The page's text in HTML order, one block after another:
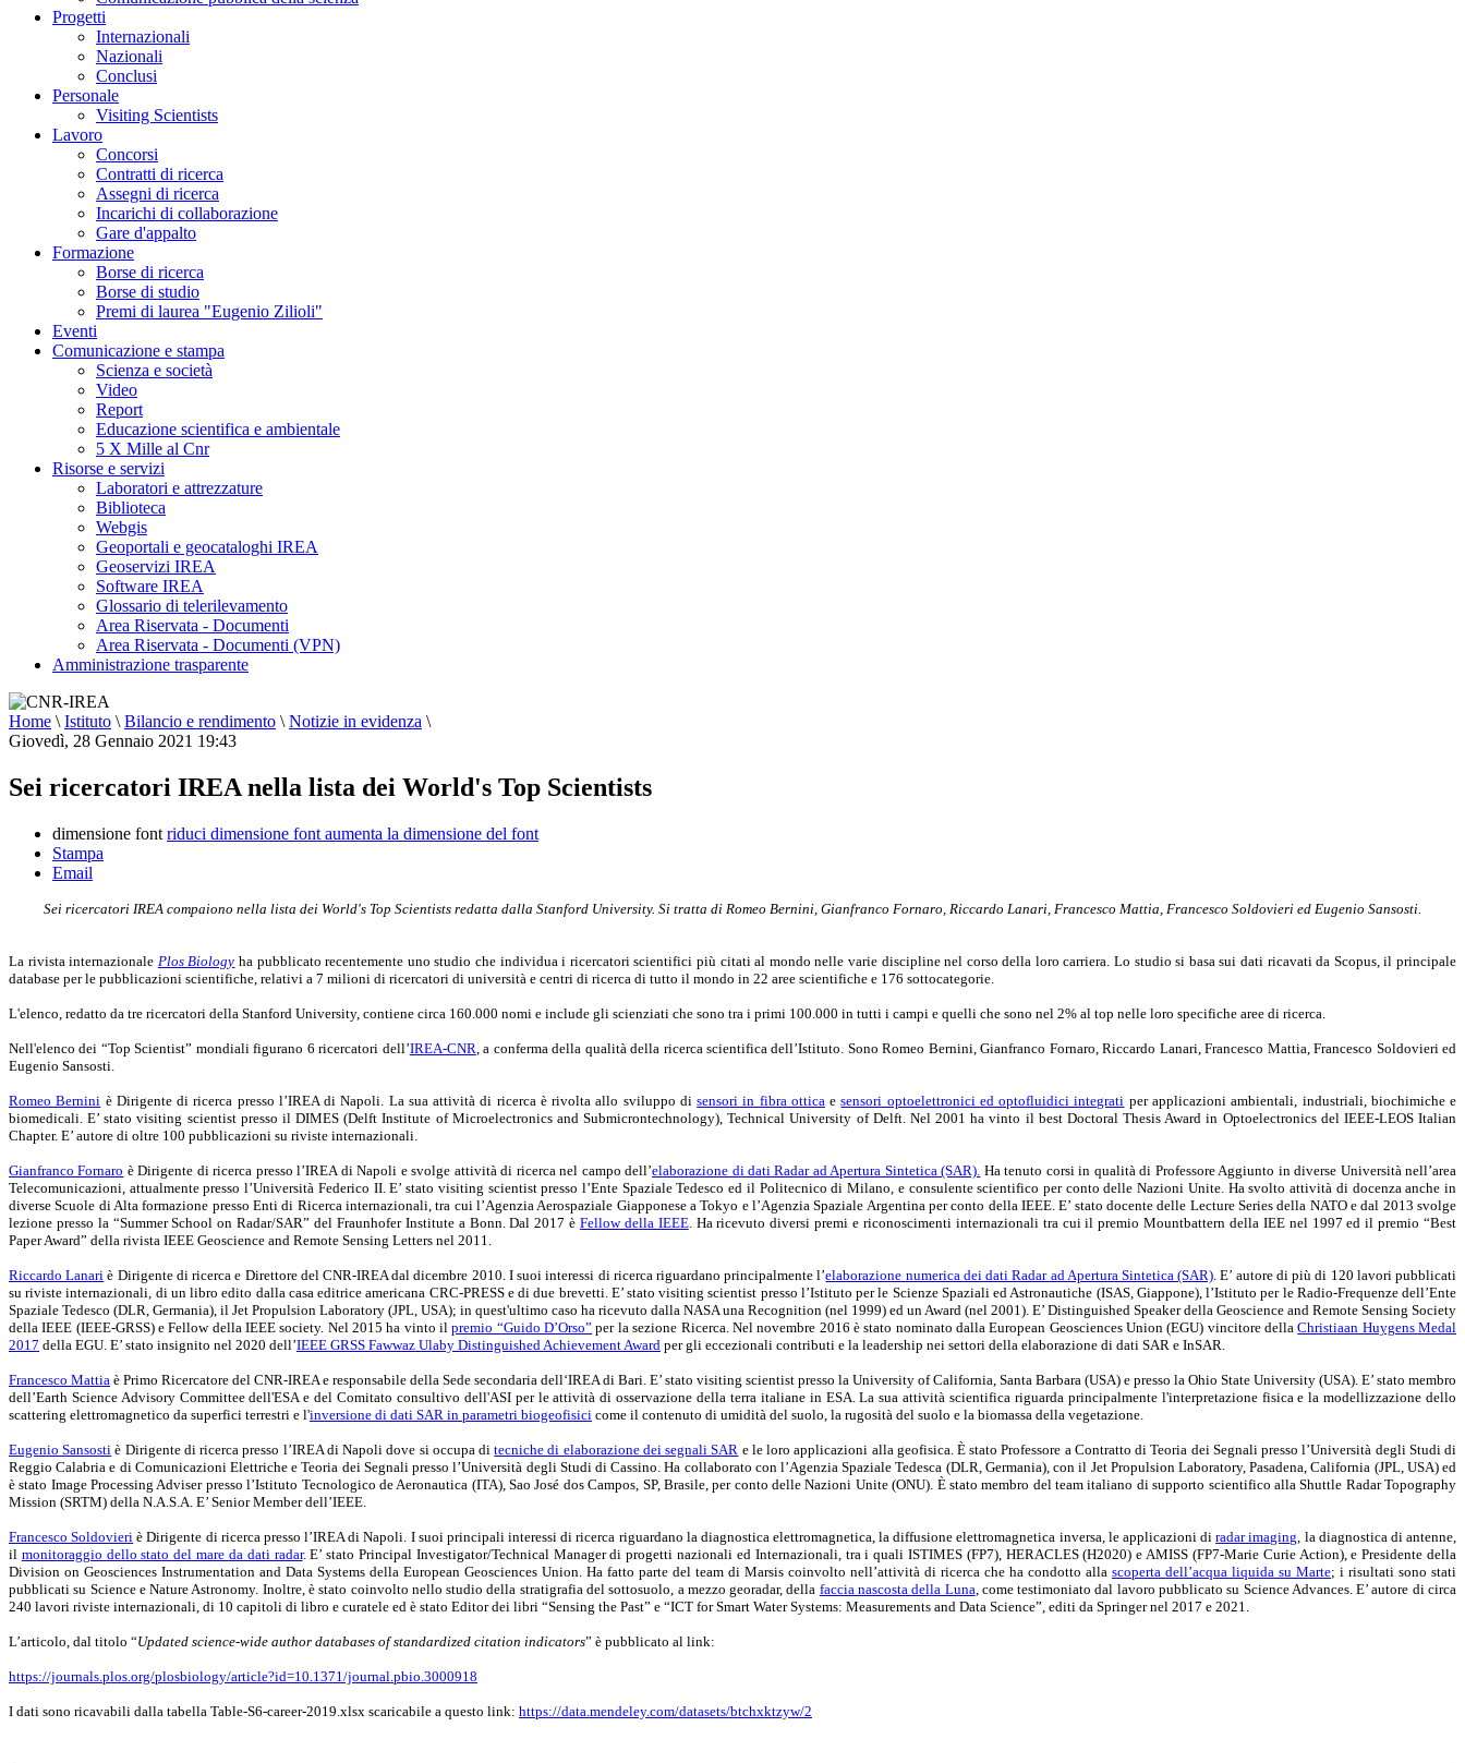
Progetti
Internazionali
Nazionali
Conclusi
Personale
Visiting Scientists
Lavoro
Concorsi
Contratti di ricerca
Assegni di ricerca
Incarichi di collaborazione
Gare d'appalto
Formazione
Borse di ricerca
Borse di studio
Premi di laurea "Eugenio Zilioli"
Eventi
Comunicazione e stampa
Scienza e società
Video
Report
Educazione scientifica e ambientale
5 X Mille al Cnr
Risorse e servizi
Laboratori e attrezzature
Biblioteca
Webgis
Geoportali e geocataloghi IREA
Geoservizi IREA
Software IREA
Glossario di telerilevamento
Area Riservata - Documenti
Area Riservata - Documenti (VPN)
Amministrazione trasparente
Home \ Istituto \ Bilancio e rendimento \ Notizie in evidenza \
Giovedì, 28 Gennaio 2021 19:43
Sei ricercatori IREA nella lista dei World's Top Scientists
dimensione font riduci dimensione font aumenta la dimensione del font
Stampa
Email
Sei ricercatori IREA compaiono nella lista dei World's Top Scientists redatta dalla Stanford University. Si tratta di Romeo Bernini, Gianfranco Fornaro, Riccardo Lanari, Francesco Mattia, Francesco Soldovieri ed Eugenio Sansosti.
La rivista internazionale Plos Biology ha pubblicato recentemente uno studio che individua i ricercatori scientifici più citati al mondo nelle varie discipline nel corso della loro carriera. Lo studio si basa sui dati ricavati da Scopus, il principale
database per le pubblicazioni scientifiche, relativi a 7 milioni di ricercatori di università e centri di ricerca di tutto il mondo in 22 aree scientifiche e 176 sottocategorie.
L'elenco, redatto da tre ricercatori della Stanford University, contiene circa 160.000 nomi e include gli scienziati che sono tra i primi 100.000 in tutti i campi e quelli che sono nel 2% al top nelle loro specifiche aree di ricerca.
Nell'elenco dei “Top Scientist” mondiali figurano 6 ricercatori dell’IREA-CNR , a conferma della qualità della ricerca scientifica dell’Istituto. Sono Romeo Bernini, Gianfranco Fornaro, Riccardo Lanari, Francesco Mattia, Francesco Soldovieri ed
Eugenio Sansosti.
Romeo Bernini è Dirigente di ricerca presso l’IREA di Napoli. La sua attività di ricerca è rivolta allo sviluppo disensori in fibra ottica esensori optoelettronici ed optofluidici integrati per applicazioni ambientali, industriali, biochimiche e
biomedicali. E’ stato visiting scientist presso il DIMES (Delft Institute of Microelectronics and Submicrontechnology), Technical University of Delft. Nel 2001 ha vinto il best Doctoral Thesis Award in Optoelectronics del IEEE-LEOS Italian
Chapter. E’ autore di oltre 100 pubblicazioni su riviste internazionali.
Gianfranco Fornaro è Dirigente di ricerca presso l’IREA di Napoli e svolge attività di ricerca nel campo dell’elaborazione di dati Radar ad Apertura Sintetica (SAR). Ha tenuto corsi in qualità di Professore Aggiunto in diverse Università nell’area
Telecomunicazioni, attualmente presso l’Università Federico II. E’ stato visiting scientist presso l’Ente Spaziale Tedesco ed il Politecnico di Milano, e consulente scientifico per conto delle Nazioni Unite. Ha svolto attività di docenza anche in
diverse Scuole di Alta formazione presso Enti di Ricerca internazionali, tra cui l’Agenzia Aerospaziale Giapponese a Tokyo e l’Agenzia Spaziale Argentina per conto della IEEE. E’ stato docente delle Lecture Series della NATO e dal 2013 svolge
lezione presso la “Summer School on Radar/SAR” del Fraunhofer Institute a Bonn. Dal 2017 è Fellow della IEEE. Ha ricevuto diversi premi e riconoscimenti internazionali tra cui il premio Mountbattern della IEE nel 1997 ed il premio “Best
Paper Award” della rivista IEEE Geoscience and Remote Sensing Letters nel 2011.
Riccardo Lanari è Dirigente di ricerca e Direttore del CNR-IREA dal dicembre 2010. I suoi interessi di ricerca riguardano principalmente l’elaborazione numerica dei dati Radar ad Apertura Sintetica (SAR) . E’ autore di più di 120 lavori pubblicati
su riviste internazionali, di un libro edito dalla casa editrice americana CRC-PRESS e di due brevetti. E’ stato visiting scientist presso l’Istituto per le Scienze Spaziali ed Astronautiche (ISAS, Giappone), l’Istituto per le Radio-Frequenze dell’Ente
Spaziale Tedesco (DLR, Germania), il Jet Propulsion Laboratory (JPL, USA); in quest'ultimo caso ha ricevuto dalla NASA una Recognition (nel 1999) ed un Award (nel 2001). E’ Distinguished Speaker della Geoscience and Remote Sensing Society
della IEEE (IEEE-GRSS) e Fellow della IEEE society. Nel 2015 ha vinto ilpremio “Guido D’Orso” per la sezione Ricerca. Nel novembre 2016 è stato nominato dalla European Geosciences Union (EGU) vincitore dellaChristiaan Huygens Medal
2017 della EGU. E’ stato insignito nel 2020 dell’IEEE GRSS Fawwaz Ulaby Distinguished Achievement Award per gli eccezionali contributi e la leadership nei settori della elaborazione di dati SAR e InSAR.
Francesco Mattia è Primo Ricercatore del CNR-IREA e responsabile della Sede secondaria dell‘IREA di Bari. E’ stato visiting scientist presso la University of California, Santa Barbara (USA) e presso la Ohio State University (USA). E’ stato membro
dell’Earth Science Advisory Committee dell'ESA e del Comitato consultivo dell'ASI per le attività di osservazione della terra italiane in ESA. La sua attività scientifica riguarda principalmente l'interpretazione fisica e la modellizzazione dello
scattering elettromagnetico da superfici terrestri e l'inversione di dati SAR in parametri biogeofisici come il contenuto di umidità del suolo, la rugosità del suolo e la biomassa della vegetazione.
Eugenio Sansosti è Dirigente di ricerca presso l’IREA di Napoli dove si occupa ditecniche di elaborazione dei segnali SAR e le loro applicazioni alla geofisica. È stato Professore a Contratto di Teoria dei Segnali presso l’Università degli Studi di
Reggio Calabria e di Comunicazioni Elettriche e Teoria dei Segnali presso l’Università degli Studi di Cassino. Ha collaborato con l’Agenzia Spaziale Tedesca (DLR, Germania), con il Jet Propulsion Laboratory, Pasadena, California (JPL, USA) ed
è stato Image Processing Adviser presso l’Istituto Tecnologico de Aeronautica (ITA), Sao José dos Campos, SP, Brasile, per conto delle Nazioni Unite (ONU). È stato membro del team italiano di supporto scientifico alla Shuttle Radar Topography
Mission (SRTM) della N.A.S.A. E’ Senior Member dell’IEEE.
Francesco Soldovieri è Dirigente di ricerca presso l’IREA di Napoli. I suoi principali interessi di ricerca riguardano la diagnostica elettromagnetica, la diffusione elettromagnetica inversa, le applicazioni diradar imaging , la diagnostica di antenne,
il monitoraggio dello stato del mare da dati radar. E’ stato Principal Investigator/Technical Manager di progetti nazionali ed Internazionali, tra i quali ISTIMES (FP7), HERACLES (H2020) e AMISS (FP7-Marie Curie Action), e Presidente della
Division on Geosciences Instrumentation and Data Systems della European Geosciences Union. Ha fatto parte del team di Marsis coinvolto nell’attività di ricerca che ha condotto alla scoperta dell’acqua liquida su Marte; i risultati sono stati
pubblicati su Science e Nature Astronomy. Inoltre, è stato coinvolto nello studio della stratigrafia del sottosuolo, a mezzo georadar, della faccia nascosta della Luna , come testimoniato dal lavoro pubblicato su Science Advances. E’ autore di circa
240 lavori riviste internazionali, di 10 capitoli di libro e curatele ed è stato Editor dei libri “Sensing the Past” e “ICT for Smart Water Systems: Measurements and Data Science”, editi da Springer nel 2017 e 2021.
L’articolo, dal titolo “Updated science-wide author databases of standardized citation indicators” è pubblicato al link:
https://journals.plos.org/plosbiology/article?id=10.1371/journal.pbio.3000918
I dati sono ricavabili dalla tabella Table-S6-career-2019.xlsx scaricabile a questo link: https://data.mendeley.com/datasets/btchxktzyw/2